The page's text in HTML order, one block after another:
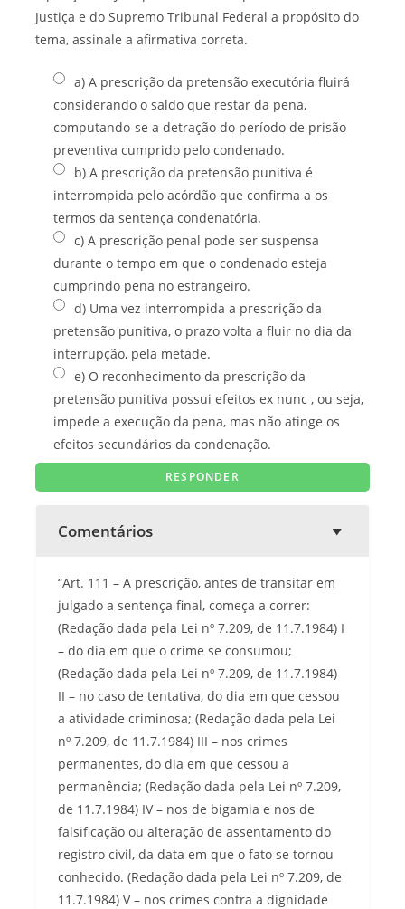
Justiça e do Supremo Tribunal Federal a propósito do
tema, assinale a afirmativa correta.
a) A prescrição da pretensão executória fluirá
considerando o saldo que restar da pena,
computando-se a detração do período de prisão
preventiva cumprido pelo condenado.
b) A prescrição da pretensão punitiva é
interrompida pelo acórdão que confirma a os
termos da sentença condenatória.
c) A prescrição penal pode ser suspensa
durante o tempo em que o condenado esteja
cumprindo pena no estrangeiro.
d) Uma vez interrompida a prescrição da
pretensão punitiva, o prazo volta a fluir no dia da
interrupção, pela metade.
e) O reconhecimento da prescrição da
pretensão punitiva possui efeitos ex nunc , ou seja,
impede a execução da pena, mas não atinge os
efeitos secundários da condenação.
Comentários
“Art. 111 – A prescrição, antes de transitar em
julgado a sentença final, começa a correr:
(Redação dada pela Lei nº 7.209, de 11.7.1984) I
– do dia em que o crime se consumou;
(Redação dada pela Lei nº 7.209, de 11.7.1984)
II – no caso de tentativa, do dia em que cessou
a atividade criminosa; (Redação dada pela Lei
nº 7.209, de 11.7.1984) III – nos crimes
permanentes, do dia em que cessou a
permanência; (Redação dada pela Lei nº 7.209,
de 11.7.1984) IV – nos de bigamia e nos de
falsificação ou alteração de assentamento do
registro civil, da data em que o fato se tornou
conhecido. (Redação dada pela Lei nº 7.209, de
11.7.1984) V – nos crimes contra a dignidade